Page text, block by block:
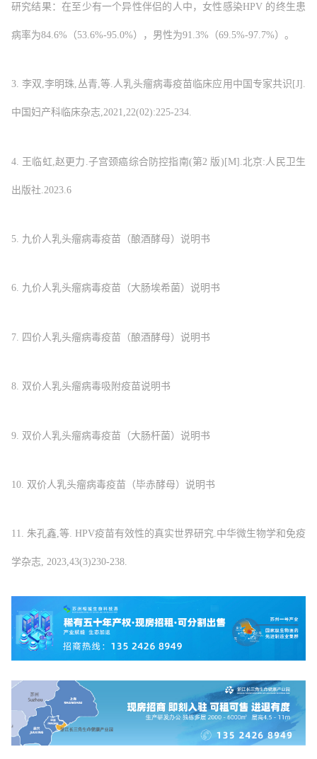
研究结果：在至少有一个异性伴侣的人中，女性感染HPV 的终生患
病率为84.6%（53.6%-95.0%），男性为91.3%（69.5%-97.7%）。
3. 李双,李明珠,丛青,等.人乳头瘤病毒疫苗临床应用中国专家共识[J].
中国妇产科临床杂志,2021,22(02):225-234.
4. 王临虹,赵更力.子宫颈癌综合防控指南(第2 版)[M].北京:人民卫生
出版社.2023.6
5. 九价人乳头瘤病毒疫苗（酿酒酵母）说明书
6. 九价人乳头瘤病毒疫苗（大肠埃希菌）说明书
7. 四价人乳头瘤病毒疫苗（酿酒酵母）说明书
8. 双价人乳头瘤病毒吸附疫苗说明书
9. 双价人乳头瘤病毒疫苗（大肠杆菌）说明书
10. 双价人乳头瘤病毒疫苗（毕赤酵母）说明书
11. 朱孔鑫,等. HPV疫苗有效性的真实世界研究.中华微生物学和免疫
学杂志, 2023,43(3)230-238.